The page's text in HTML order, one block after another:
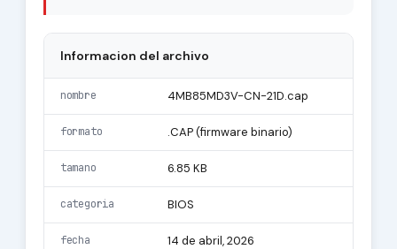
Informacion del archivo
nombre 4MB85MD3V-CN-21D.cap
formato .CAP (firmware binario)
tamano 6.85 KB
categoria BIOS
fecha 14 de abril, 2026